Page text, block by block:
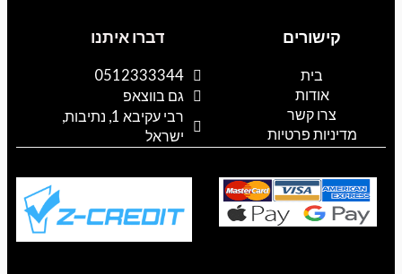
a
s
a
p
p
o
k
o
l
e
קישורים
בית
אודות
צרו קשר
מדיניות פרטיות
דברו איתנו
0512333344
גם בווצאפ
רבי עקיבא 1, נתיבות,
ישראל